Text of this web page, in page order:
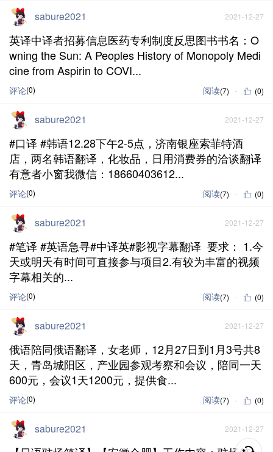
sabure2021 2021-12-27
英译中译者招募信息医药专利制度反思图书书名：O
wning the Sun: A Peoples History of Monopoly Medi
cine from Aspirin to COVI...
评论(0) 阅读(7) (0)
sabure2021 2021-12-27
#口译 #韩语12.28下午2-5点，济南银座索菲特酒
店，两名韩语翻译，化妆品，日用消费券的洽谈翻译
有意者小窗我微信：18660403612...
评论(0) 阅读(7) (0)
sabure2021 2021-12-27
#笔译 #英语急寻#中译英#影视字幕翻译 要求： 1.今
天或明天有时间可直接参与项目2.有较为丰富的视频
字幕相关的...
评论(0) 阅读(7) (0)
sabure2021 2021-12-27
俄语陪同俄语翻译，女老师，12月27日到1月3号共8
天，青岛城阳区，产业园参观考察和会议，陪同一天
600元，会议1天1200元，提供食...
评论(0) 阅读(7) (0)
sabure2021 2021-12-27